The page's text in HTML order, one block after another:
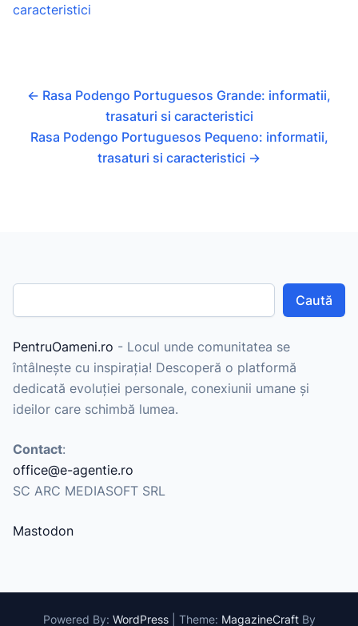
caracteristici
← Rasa Podengo Portuguesos Grande: informatii,
trasaturi si caracteristici
Rasa Podengo Portuguesos Pequeno: informatii,
trasaturi si caracteristici →
Caută
PentruOameni.ro - Locul unde comunitatea se
întâlnește cu inspirația! Descoperă o platformă
dedicată evoluției personale, conexiunii umane și
ideilor care schimbă lumea.
Contact:
office@e-agentie.ro
SC ARC MEDIASOFT SRL
Mastodon
Powered By: WordPress Theme: MagazineCraftBy